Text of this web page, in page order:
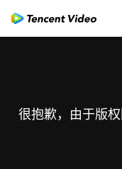
很抱歉，由于版